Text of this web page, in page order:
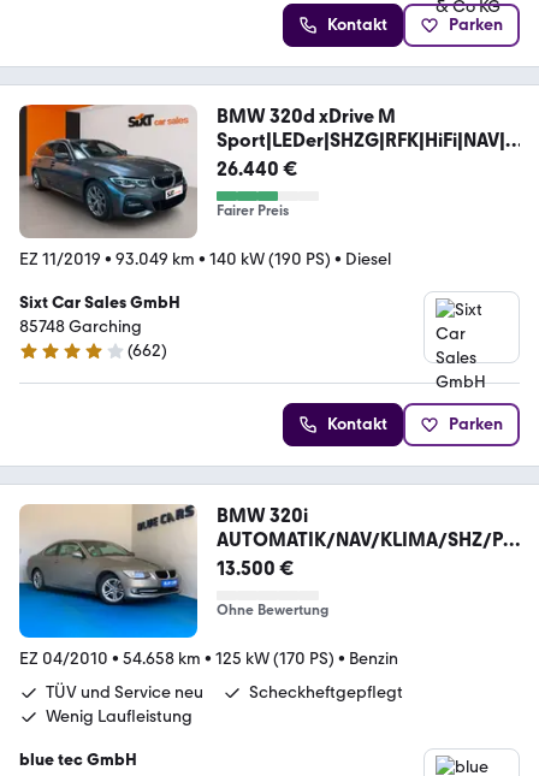
Kontakt Parken
BMW 320d xDrive M
Sport|LEDer|SHZG|RFK|HiFi|NAV|A
HK
26.440 €
Fairer Preis
EZ 11/2019 • 93.049 km • 140 kW (190 PS) • Diesel
Sixt Car Sales GmbH
85748 Garching
4.1 Sterne
(662)
Kontakt Parken
BMW 320i
AUTOMATIK/NAV/KLIMA/SHZ/PD
C/LEDER/WEING KM
13.500 €
Ohne Bewertung
EZ 04/2010 • 54.658 km • 125 kW (170 PS) • Benzin
TÜV und Service neu
Scheckheftgepflegt
Wenig Laufleistung
blue tec GmbH